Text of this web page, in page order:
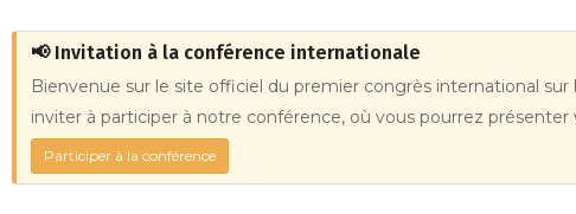
📢 Invitation à la conférence internationale
Bienvenue sur le site officiel du premier congrès international
inviter à participer à notre conférence, où vous pourrez
Participer à la conférence